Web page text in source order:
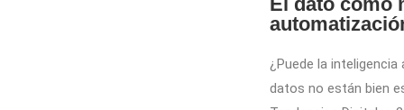
¿Puede la
datos no están bien